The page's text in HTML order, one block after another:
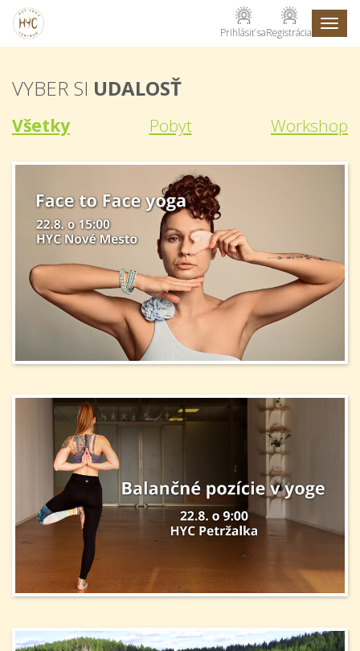
Prihlásiť saRegistrácia
VYBER SI UDALOSŤ
Všetky Pobyt Workshop